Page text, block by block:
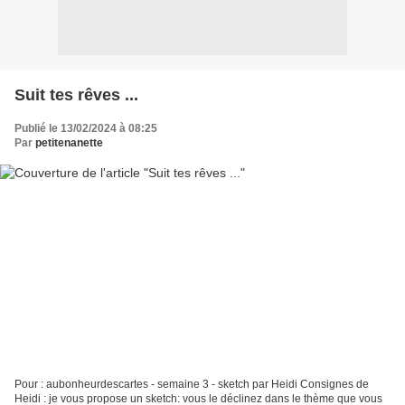
Suit tes rêves ...
Publié le 13/02/2024 à 08:25
Par petitenanette
Pour : aubonheurdescartes - semaine 3 - sketch par Heidi Consignes de
Heidi : je vous propose un sketch: vous le déclinez dans le thème que vous